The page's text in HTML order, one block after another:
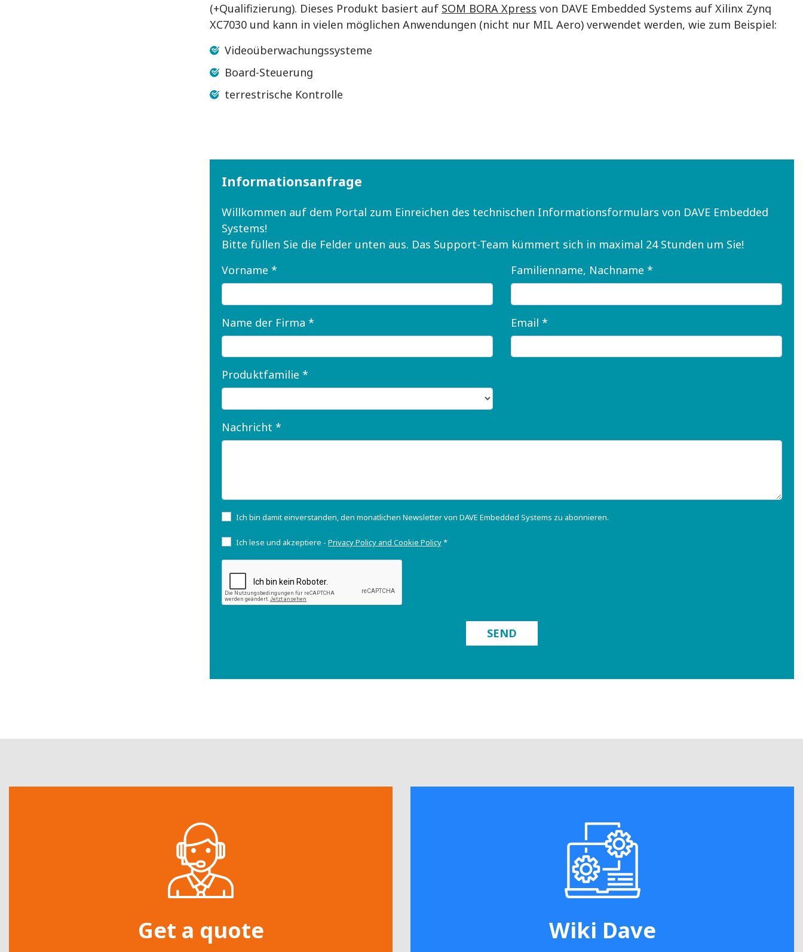
(+Qualifizierung). Dieses Produkt basiert auf SOM BORA Xpress von DAVE Embedded Systems auf Xilinx Zynq
XC7030 und kann in vielen möglichen Anwendungen (nicht nur MIL Aero) verwendet werden, wie zum Beispiel:
Videoüberwachungssysteme
Board-Steuerung
terrestrische Kontrolle
Informationsanfrage
Willkommen auf dem Portal zum Einreichen des technischen Informationsformulars von DAVE Embedded
Systems!
Bitte füllen Sie die Felder unten aus. Das Support-Team kümmert sich in maximal 24 Stunden um Sie!
Vorname *
Familienname, Nachname *
Name der Firma * Email *
Produktfamilie *
Nachricht *
Ich bin damit einverstanden, den monatlichen Newsletter von DAVE Embedded Systems zu abonnieren.
Ich lese und akzeptiere - Privacy Policy and Cookie Policy*
SEND
Get a quote Wiki Dave